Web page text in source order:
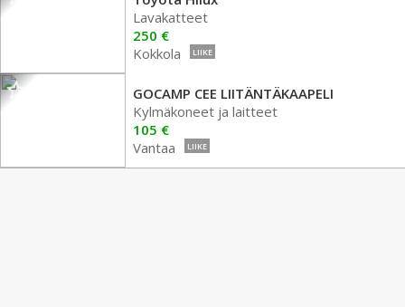
Lavakatteet
250 €
Kokkola
LIIKE
GOCAMP CEE LIITÄNTÄKAAPELI
Kylmäkoneet ja laitteet
105 €
Vantaa
LIIKE